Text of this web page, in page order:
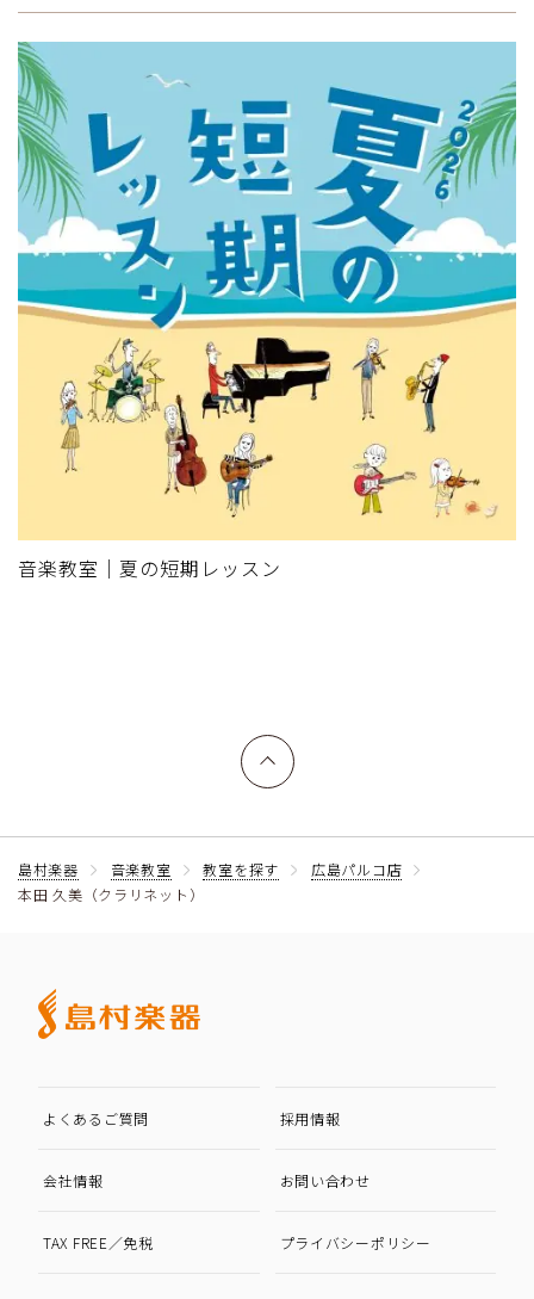
音楽教室｜夏の短期レッスン
上へ戻る
島村楽器 音楽教室 教室を探す
広島パルコ店
本田 久美（クラリネット）
よくあるご質問 採用情報
会社情報 お問い合わせ
TAX FREE／免税 プライバシーポリシー